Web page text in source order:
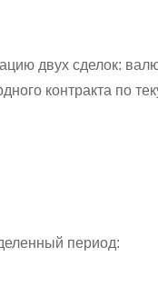
двух сделок:
контракта по
период: